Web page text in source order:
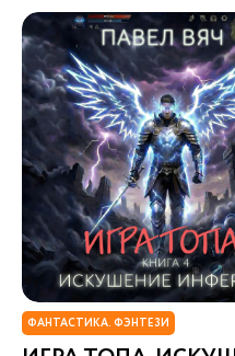
ФАНТАСТИКА. ФЭНТЕЗИ